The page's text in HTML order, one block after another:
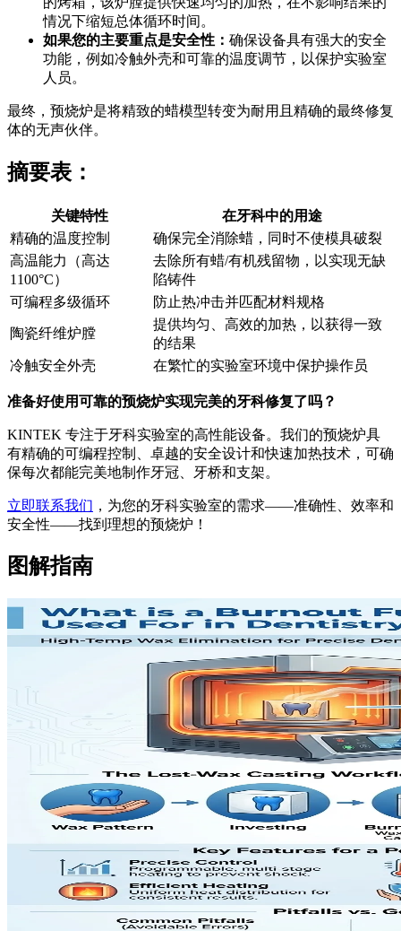
情况下缩短总体循环时间。
如果您的主要重点是安全性： 确保设备具有强大的安全
功能，例如冷触外壳和可靠的温度调节，以保护实验室
人员。
最终，预烧炉是将精致的蜡模型转变为耐用且精确的最终修复
体的无声伙伴。
摘要表：
关键特性
在牙科中的用途
精确的温度控制
确保完全消除蜡，同时不使模具破裂
高温能力（高达
1100°C）
去除所有蜡/有机残留物，以实现无缺
陷铸件
可编程多级循环
防止热冲击并匹配材料规格
陶瓷纤维炉膛
提供均匀、高效的加热，以获得一致
的结果
冷触安全外壳
在繁忙的实验室环境中保护操作员
准备好使用可靠的预烧炉实现完美的牙科修复了吗？
KINTEK 专注于牙科实验室的高性能设备。我们的预烧炉具
有精确的可编程控制、卓越的安全设计和快速加热技术，可确
保每次都能完美地制作牙冠、牙桥和支架。
立即联系我们 ，为您的牙科实验室的需求——准确性、效率和
安全性——找到理想的预烧炉！
图解指南